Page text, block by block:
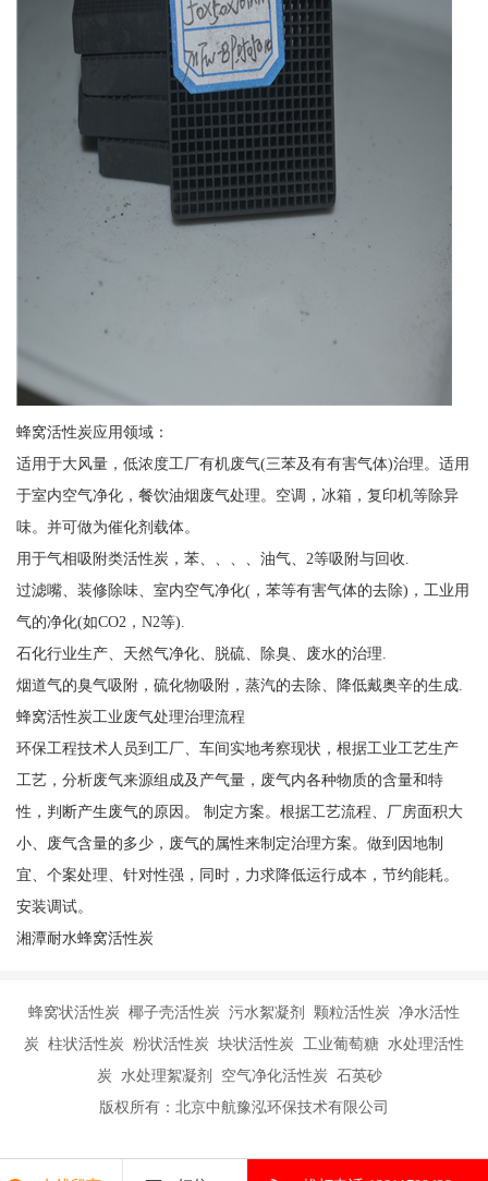
蜂窝活性炭应用领域：
适用于大风量，低浓度工厂有机废气(三苯及有有害气体)治理。适用
于室内空气净化，餐饮油烟废气处理。空调，冰箱，复印机等除异
味。并可做为催化剂载体。
用于气相吸附类活性炭，苯、、、、油气、2等吸附与回收.
过滤嘴、装修除味、室内空气净化(，苯等有害气体的去除)，工业用
气的净化(如CO2，N2等).
石化行业生产、天然气净化、脱硫、除臭、废水的治理.
烟道气的臭气吸附，硫化物吸附，蒸汽的去除、降低戴奥辛的生成.
蜂窝活性炭工业废气处理治理流程
环保工程技术人员到工厂、车间实地考察现状，根据工业工艺生产
工艺，分析废气来源组成及产气量，废气内各种物质的含量和特
性，判断产生废气的原因。 制定方案。根据工艺流程、厂房面积大
小、废气含量的多少，废气的属性来制定治理方案。做到因地制
宜、个案处理、针对性强，同时，力求降低运行成本，节约能耗。
安装调试。
湘潭耐水蜂窝活性炭
蜂窝状活性炭 椰子壳活性炭 污水絮凝剂 颗粒活性炭 净水活性
炭 柱状活性炭 粉状活性炭 块状活性炭 工业葡萄糖 水处理活性
炭 水处理絮凝剂 空气净化活性炭 石英砂
版权所有：北京中航豫泓环保技术有限公司